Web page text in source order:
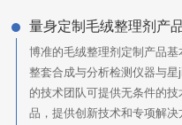
量身定制毛绒整理剂产
博准的毛绒整理剂定制产品基
整套合成与分析检测仪器与
的技术团队可提供无条件的
品，提供创新技术和专项解